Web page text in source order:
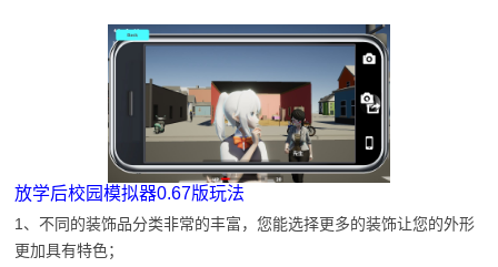
放学后校园模拟器0.67版玩法
1、不同的装饰品分类非常的丰富，您能选择更多的装饰让您的外形
更加具有特色；